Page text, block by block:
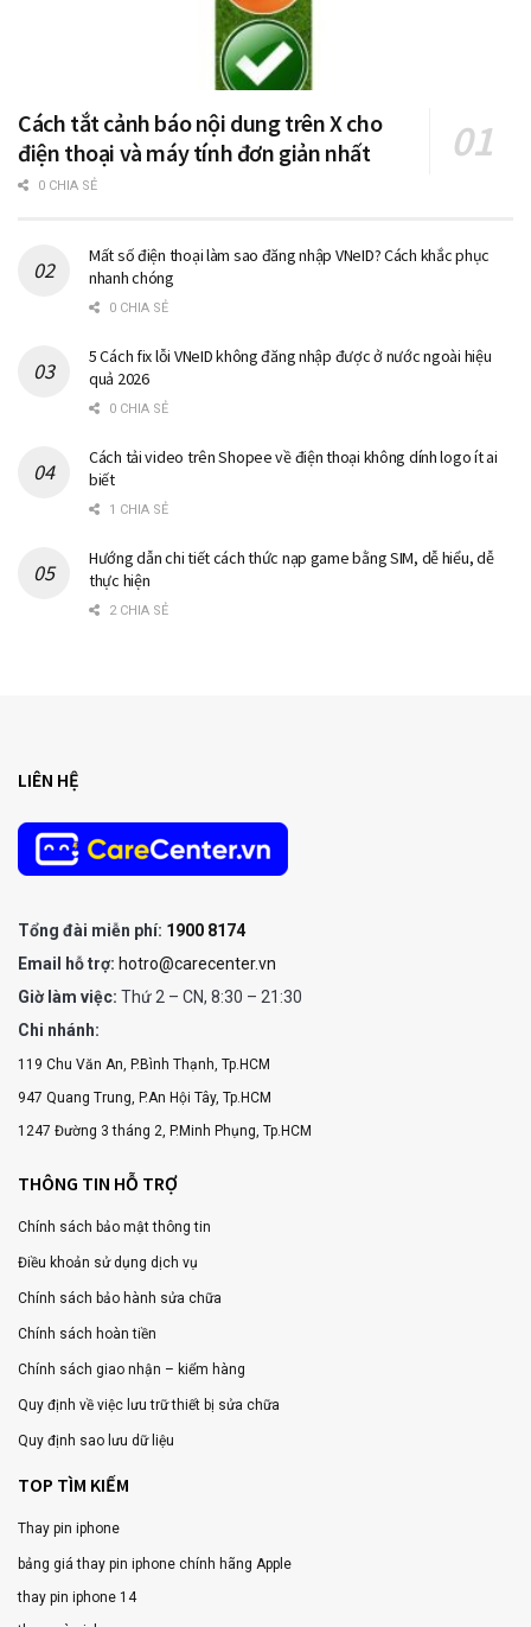
Cách tắt cảnh báo nội dung trên X cho
điện thoại và máy tính đơn giản nhất
0 CHIA SẺ
Mất số điện thoại làm sao đăng nhập VNeID? Cách khắc phục
nhanh chóng
0 CHIA SẺ
5 Cách fix lỗi VNeID không đăng nhập được ở nước ngoài hiệu
quả 2026
0 CHIA SẺ
Cách tải video trên Shopee về điện thoại không dính logo ít ai
biết
1 CHIA SẺ
Hướng dẫn chi tiết cách thức nạp game bằng SIM, dễ hiểu, dễ
thực hiện
2 CHIA SẺ
LIÊN HỆ
Tổng đài miễn phí: 1900 8174
Email hỗ trợ: hotro@carecenter.vn
Giờ làm việc: Thứ 2 – CN, 8:30 – 21:30
Chi nhánh:
119 Chu Văn An, P.Bình Thạnh, Tp.HCM
947 Quang Trung, P.An Hội Tây, Tp.HCM
1247 Đường 3 tháng 2, P.Minh Phụng, Tp.HCM
THÔNG TIN HỖ TRỢ
Chính sách bảo mật thông tin
Điều khoản sử dụng dịch vụ
Chính sách bảo hành sửa chữa
Chính sách hoàn tiền
Chính sách giao nhận – kiểm hàng
Quy định về việc lưu trữ thiết bị sửa chữa
Quy định sao lưu dữ liệu
TOP TÌM KIẾM
Thay pin iphone
bảng giá thay pin iphone chính hãng Apple
thay pin iphone 14